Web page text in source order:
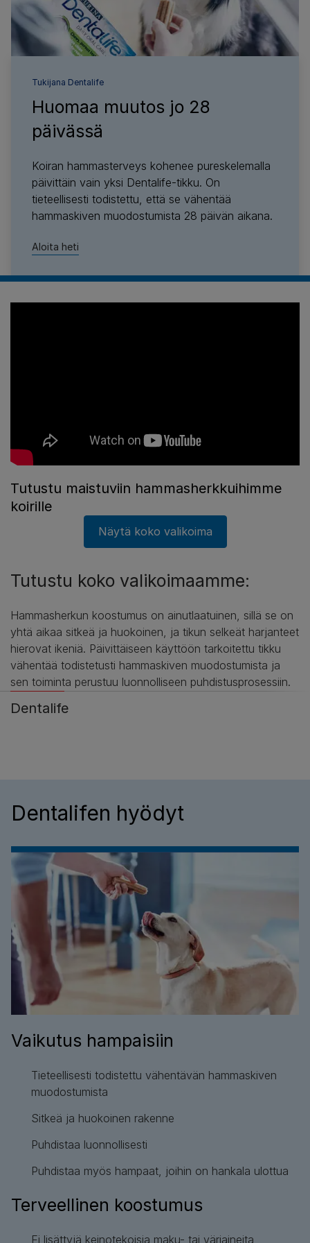
Tukijana Dentalife
Huomaa muutos jo 28
päivässä
Koiran hammasterveys kohenee pureskelemalla
päivittäin vain yksi Dentalife-tikku. On
tieteellisesti todistettu, että se vähentää
hammaskiven muodostumista 28 päivän aikana.
Aloita heti
Tutustu maistuviin hammasherkkuihimme
koirille
Näytä koko valikoima
Tutustu koko valikoimaamme:
Hammasherkun koostumus on ainutlaatuinen, sillä se on
yhtä aikaa sitkeä ja huokoinen, ja tikun selkeät harjanteet
hierovat ikeniä. Päivittäiseen käyttöön tarkoitettu tikku
vähentää todistetusti hammaskiven muodostumista ja
sen toiminta perustuu luonnolliseen puhdistusprosessiin.
Dentalife
Dentalifen hyödyt
Vaikutus hampaisiin
Tieteellisesti todistettu vähentävän hammaskiven
muodostumista
Sitkeä ja huokoinen rakenne
Puhdistaa luonnollisesti
Puhdistaa myös hampaat, joihin on hankala ulottua
Terveellinen koostumus
Ei lisättyjä keinotekoisia maku- tai väriaineita